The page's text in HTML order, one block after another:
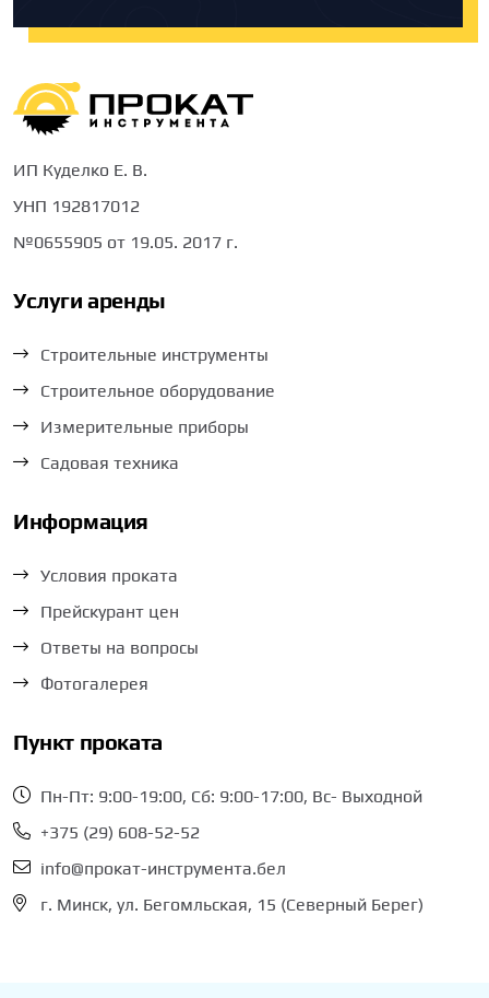
ИП Куделко Е. В.
УНП 192817012
№0655905 от 19.05. 2017 г.
Услуги аренды
Строительные инструменты
Строительное оборудование
Измерительные приборы
Садовая техника
Информация
Условия проката
Прейскурант цен
Ответы на вопросы
Фотогалерея
Пункт проката
Пн-Пт: 9:00-19:00, Сб: 9:00-17:00, Вс- Выходной
+375 (29) 608-52-52
info@прокат-инструмента.бел
г. Минск, ул. Бегомльская, 15 (Северный Берег)